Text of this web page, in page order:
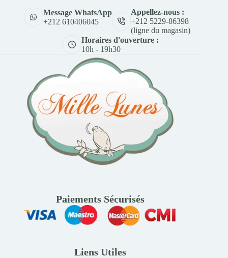
Message WhatsApp
+212 610406045
Appellez-nous :
+212 5229-86398
(ligne du magasin)
Horaires d'ouverture :
10h - 19h30
Paiements Sécurisés
Liens Utiles